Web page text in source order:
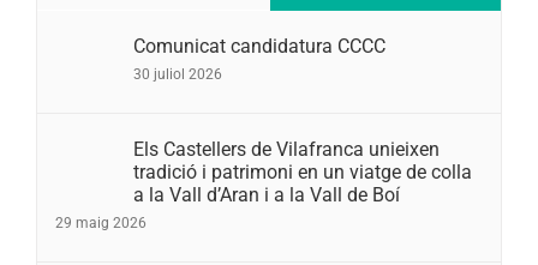
Comunicat candidatura CCCC
30 juliol 2026
Els Castellers de Vilafranca unieixen
tradició i patrimoni en un viatge de colla
a la Vall d’Aran i a la Vall de Boí
29 maig 2026